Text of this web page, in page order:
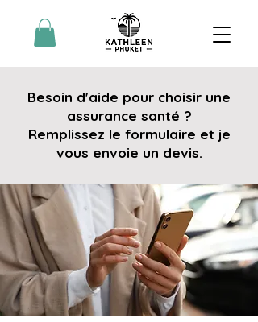
Besoin d'aide pour choisir une
assurance santé ?
Remplissez le formulaire et je
vous envoie un devis.